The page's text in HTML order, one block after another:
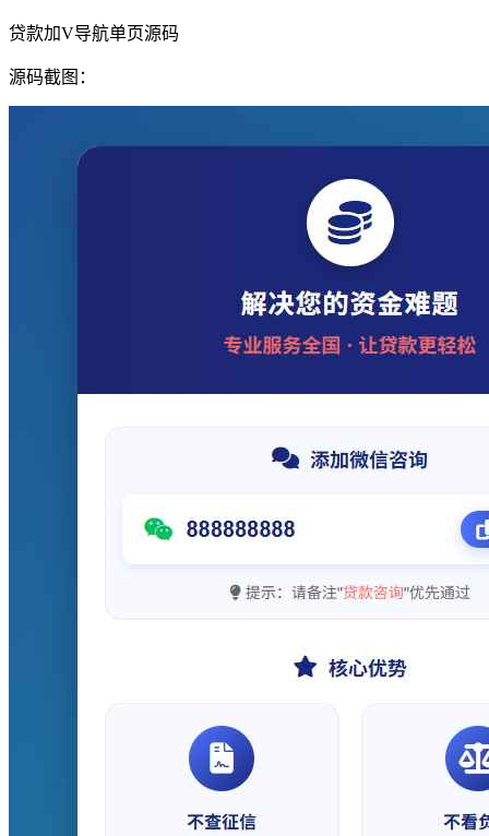
贷款加V导航单页源码
源码截图：